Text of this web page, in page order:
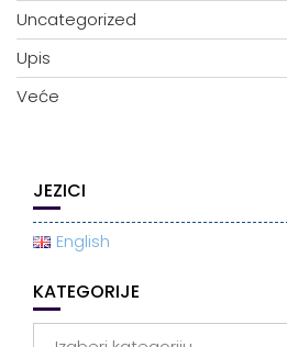
Uncategorized
Upis
Veće
JEZICI
English
KATEGORIJE